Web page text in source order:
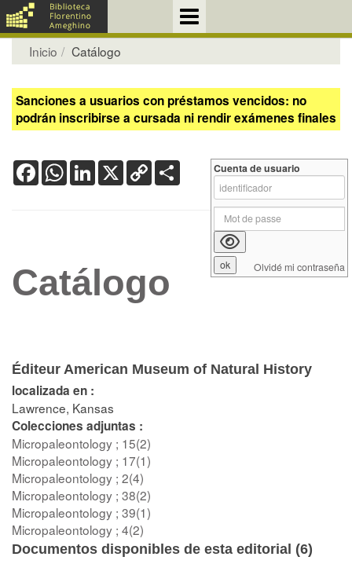
Inicio Catálogo
Sanciones a usuarios con préstamos vencidos: no
podrán inscribirse a cursada ni rendir exámenes finales
FacebookWhatsApp
LinkedIn
X Copy
Link
Catálogo
Éditeur American Museum of Natural History
localizada en :
Lawrence, Kansas
Colecciones adjuntas :
Micropaleontology ; 15(2)
Micropaleontology ; 17(1)
Micropaleontology ; 2(4)
Micropaleontology ; 38(2)
Micropaleontology ; 39(1)
Micropaleontology ; 4(2)
Documentos disponibles de esta editorial (6)
Cuenta de usuario
Olvidé mi contraseña